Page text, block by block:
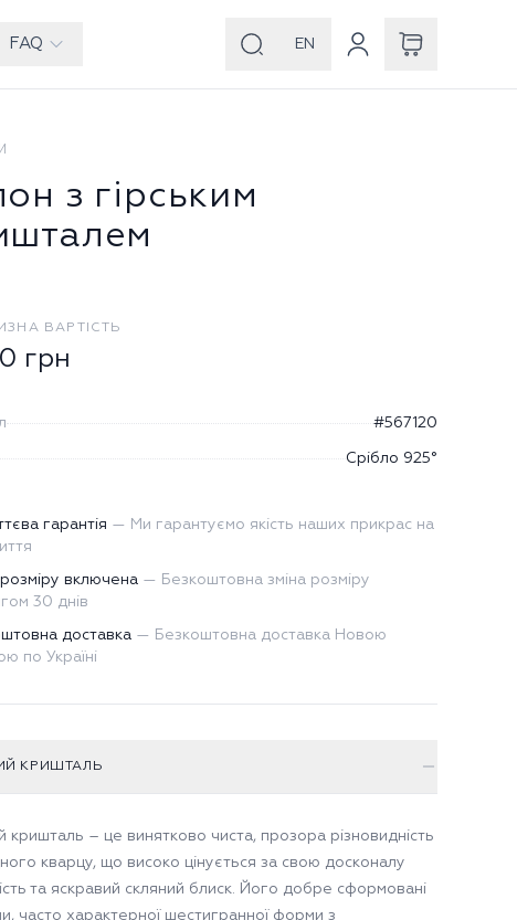
FAQ EN
з гірським
ВАРТІСТЬ
грн
#567120
Срібло 925°
гарантія — Ми гарантуємо якість наших прикрас на
розміру включена — Безкоштовна зміна розміру
30 днів
доставка — Безкоштовна доставка Новою
по Україні
КРИШТАЛЬ
кришталь – це винятково чиста, прозора різновидність
кварцу, що високо цінується за свою досконалу
та яскравий скляний блиск. Його добре сформовані
часто характерної шестигранної форми з